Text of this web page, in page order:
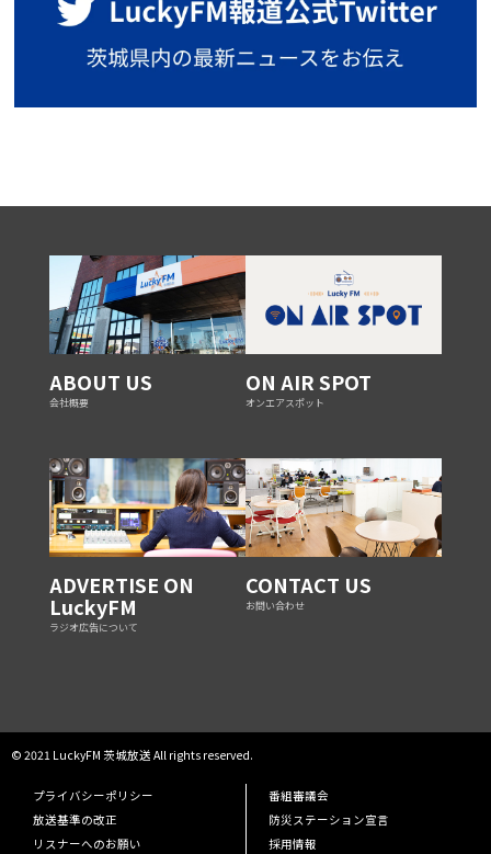
ABOUT US
会社概要
ON AIR SPOT
オンエアスポット
ADVERTISE ON
LuckyFM
ラジオ広告について
CONTACT US
お問い合わせ
© 2021 LuckyFM 茨城放送 All rights reserved.
プライバシーポリシー
番組審議会
放送基準の改正
防災ステーション宣言
リスナーへのお願い
採用情報